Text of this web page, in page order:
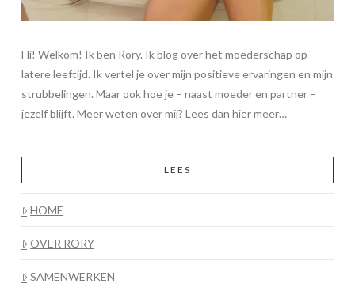
Hi! Welkom! Ik ben Rory. Ik blog over het moederschap op
latere leeftijd. Ik vertel je over mijn positieve ervaringen en mijn
strubbelingen. Maar ook hoe je – naast moeder en partner –
jezelf blijft. Meer weten over mij? Lees dan hier meer…
LEES
HOME
OVER RORY
SAMENWERKEN